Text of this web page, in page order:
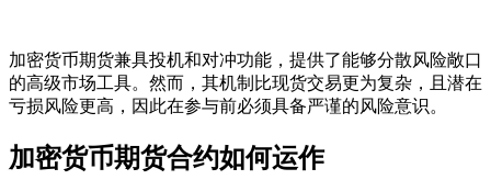
加密货币期货兼具投机和对冲功能，提供了能够分散风险敞口
的高级市场工具。然而，其机制比现货交易更为复杂，且潜在
亏损风险更高，因此在参与前必须具备严谨的风险意识。
加密货币期货合约如何运作